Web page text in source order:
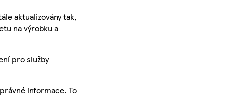
aktualizovány tak,
na výrobku a
pro služby
informace. To